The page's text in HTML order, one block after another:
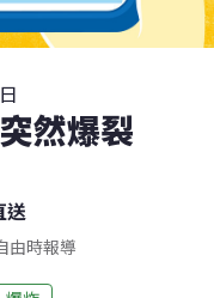
然爆裂
送
由時報導